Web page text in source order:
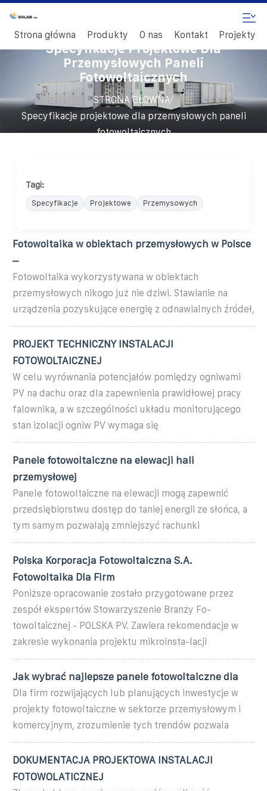
Strona główna Produkty O nas Kontakt Projekty
Specyfikacje Projektowe Dla
Przemysłowych Paneli
Fotowoltaicznych
STRONA GŁÓWNA/
Specyfikacje projektowe dla przemysłowych paneli
fotowoltaicznych
Tagi:
Specyfikacje Projektowe Przemysowych
Fotowoltaika w obiektach przemysłowych w Polsce
–
Fotowoltaika wykorzystywana w obiektach
przemysłowych nikogo już nie dziwi. Stawianie na
urządzenia pozyskujące energię z odnawialnych źródeł,
PROJEKT TECHNICZNY INSTALACJI
FOTOWOLTAICZNEJ
W celu wyrównania potencjałów pomiędzy ogniwami
PV na dachu oraz dla zapewnienia prawidłowej pracy
falownika, a w szczególności układu monitorującego
stan izolacji ogniw PV wymaga się
Panele fotowoltaiczne na elewacji hali
przemysłowej
Panele fotowoltaiczne na elewacji mogą zapewnić
przedsiębiorstwu dostęp do taniej energii ze słońca, a
tym samym pozwalają zmniejszyć rachunki
Polska Korporacja Fotowoltaiczna S.A.
Fotowoltaika Dla Firm
Poniższe opracowanie zostało przygotowane przez
zespół ekspertów Stowarzyszenie Branży Fo-
towoltaicznej - POLSKA PV. Zawiera rekomendacje w
zakresie wykonania projektu mikroinsta-lacji
Jak wybrać najlepsze panele fotowoltaiczne dla
Dla firm rozwijających lub planujących inwestycje w
projekty fotowoltaiczne w sektorze przemysłowym i
komercyjnym, zrozumienie tych trendów pozwala
DOKUMENTACJA PROJEKTOWA INSTALACJI
FOTOWOLATICZNEJ